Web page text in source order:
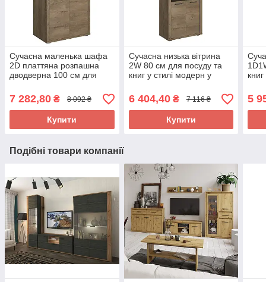
Сучасна маленька шафа
2D платтяна розпашна
дводверна 100 см для
зал ЛДСП Cordan VMV
Holdnig
7 282,80 ₴ 8 092 ₴
Купити
Сучасна низька вітрина
2W 80 см для посуду та
книг у стилі модерн у
Cordan VMV Holdnig дуб
бургундський
6 404,40₴ 7 116 ₴
Купити
5
Подібні товари компанії